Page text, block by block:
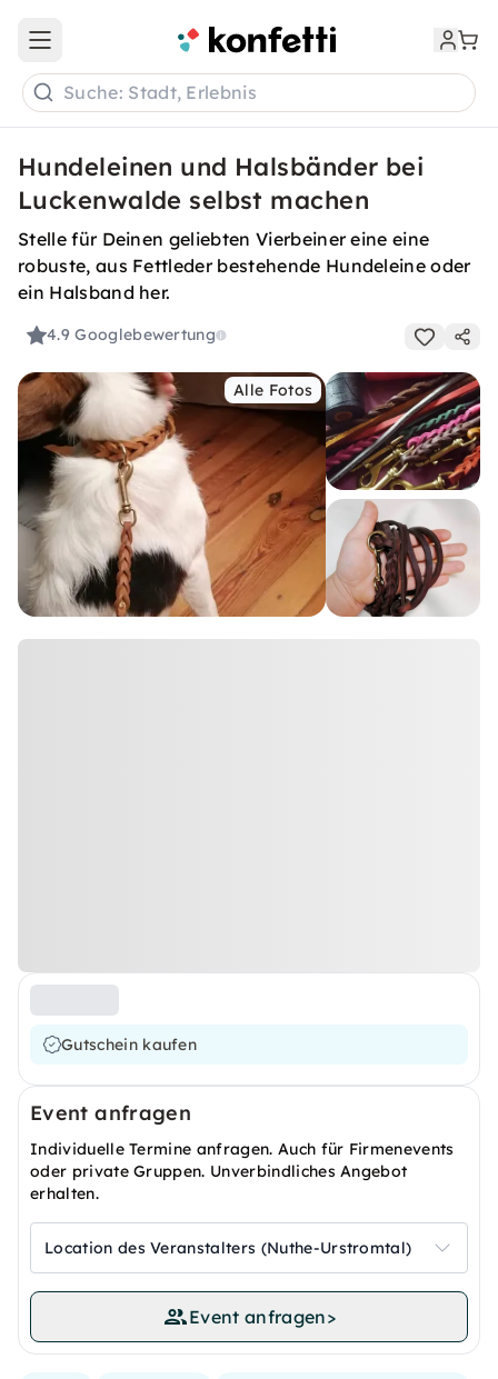
Open main menu
Suche: Stadt, Erlebnis
Hundeleinen und Halsbänder bei
Luckenwalde selbst machen
Stelle für Deinen geliebten Vierbeiner eine eine
robuste, aus Fettleder bestehende Hundeleine oder
ein Halsband her.
4.9Googlebewertung
Alle Fotos
Gutschein kaufen
Event anfragen
Individuelle Termine anfragen. Auch für Firmenevents
oder private Gruppen. Unverbindliches Angebot
erhalten.
Location des Veranstalters (Nuthe-Urstromtal)
Event anfragen>